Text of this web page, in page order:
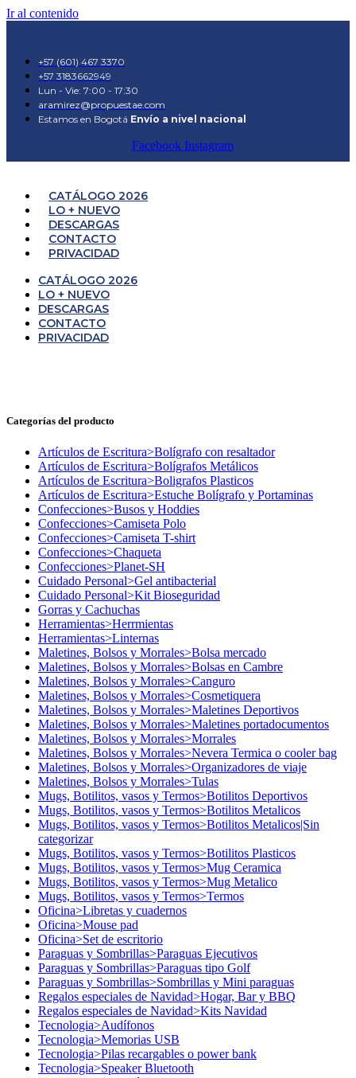
Ir al contenido
+57 (601) 467 3370
+57 3183662949
Lun - Vie: 7:00 - 17:30
aramirez@propuestae.com
Estamos en Bogotá Envío a nivel nacional
Facebook Instagram
CATÁLOGO 2026
LO + NUEVO
DESCARGAS
CONTACTO
PRIVACIDAD
CATÁLOGO 2026
LO + NUEVO
DESCARGAS
CONTACTO
PRIVACIDAD
Categorías del producto
Artículos de Escritura>Bolígrafo con resaltador
Artículos de Escritura>Bolígrafos Metálicos
Artículos de Escritura>Boligrafos Plasticos
Artículos de Escritura>Estuche Bolígrafo y Portaminas
Confecciones>Busos y Hoddies
Confecciones>Camiseta Polo
Confecciones>Camiseta T-shirt
Confecciones>Chaqueta
Confecciones>Planet-SH
Cuidado Personal>Gel antibacterial
Cuidado Personal>Kit Bioseguridad
Gorras y Cachuchas
Herramientas>Herrmientas
Herramientas>Linternas
Maletines, Bolsos y Morrales>Bolsa mercado
Maletines, Bolsos y Morrales>Bolsas en Cambre
Maletines, Bolsos y Morrales>Canguro
Maletines, Bolsos y Morrales>Cosmetiquera
Maletines, Bolsos y Morrales>Maletines Deportivos
Maletines, Bolsos y Morrales>Maletines portadocumentos
Maletines, Bolsos y Morrales>Morrales
Maletines, Bolsos y Morrales>Nevera Termica o cooler bag
Maletines, Bolsos y Morrales>Organizadores de viaje
Maletines, Bolsos y Morrales>Tulas
Mugs, Botilitos, vasos y Termos>Botilitos Deportivos
Mugs, Botilitos, vasos y Termos>Botilitos Metalicos
Mugs, Botilitos, vasos y Termos>Botilitos Metalicos|Sin
categorizar
Mugs, Botilitos, vasos y Termos>Botilitos Plasticos
Mugs, Botilitos, vasos y Termos>Mug Ceramica
Mugs, Botilitos, vasos y Termos>Mug Metalico
Mugs, Botilitos, vasos y Termos>Termos
Oficina>Libretas y cuadernos
Oficina>Mouse pad
Oficina>Set de escritorio
Paraguas y Sombrillas>Paraguas Ejecutivos
Paraguas y Sombrillas>Paraguas tipo Golf
Paraguas y Sombrillas>Sombrillas y Mini paraguas
Regalos especiales de Navidad>Hogar, Bar y BBQ
Regalos especiales de Navidad>Kits Navidad
Tecnologia>Audífonos
Tecnologia>Memorias USB
Tecnologia>Pilas recargables o power bank
Tecnologia>Speaker Bluetooth